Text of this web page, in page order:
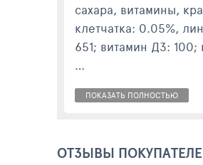
сахара, витамины,
клетчатка: 0.05%,
651; витамин Д3:
приема. Значения
ПОКАЗАТЬ ПОЛНОСТЬЮ
ОТЗЫВЫ